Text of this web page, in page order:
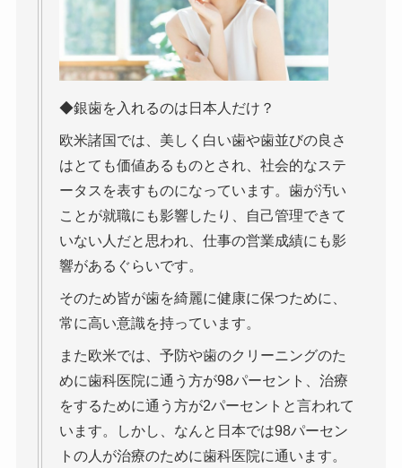
◆銀歯を入れるのは日本人だけ？
欧米諸国では、美しく白い歯や歯並びの良さ
はとても価値あるものとされ、社会的なステ
ータスを表すものになっています。歯が汚い
ことが就職にも影響したり、自己管理できて
いない人だと思われ、仕事の営業成績にも影
響があるぐらいです。
そのため皆が歯を綺麗に健康に保つために、
常に高い意識を持っています。
また欧米では、予防や歯のクリーニングのた
めに歯科医院に通う方が98パーセント、治療
をするために通う方が2パーセントと言われて
います。しかし、なんと日本では98パーセン
トの人が治療のために歯科医院に通います。